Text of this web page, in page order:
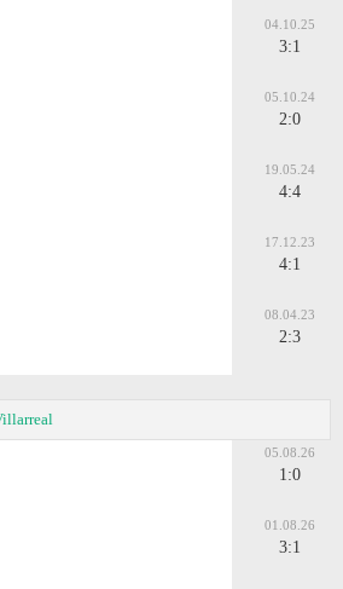
04.10.25
3:1
05.10.24
2:0
19.05.24
4:4
17.12.23
4:1
08.04.23
2:3
05.08.26
1:0
01.08.26
3:1